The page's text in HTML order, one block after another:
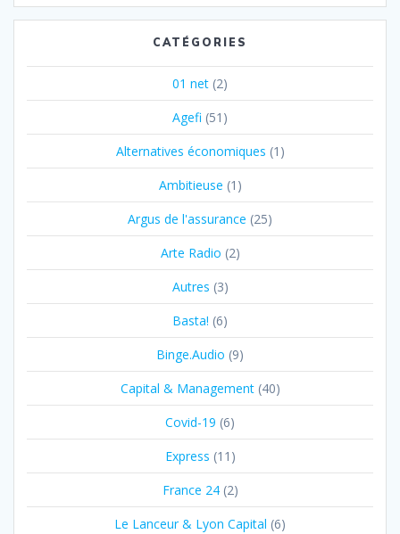
CATÉGORIES
01 net (2)
Agefi (51)
Alternatives économiques (1)
Ambitieuse (1)
Argus de l'assurance (25)
Arte Radio (2)
Autres (3)
Basta! (6)
Binge.Audio (9)
Capital & Management(40)
Covid-19 (6)
Express (11)
France 24(2)
Le Lanceur & Lyon Capital (6)